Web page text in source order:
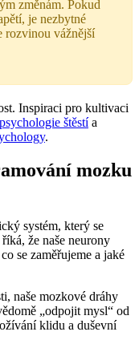
změnám. Pokud
je nezbytné
rozvinou vážnější
Inspiraci pro kultivaci
psychologie štěstía
.
mozku
systém, který se
že naše neurony
se zaměřujeme a jaké
naše mozkové dráhy
„odpojit mysl“ od
klidu a duševní